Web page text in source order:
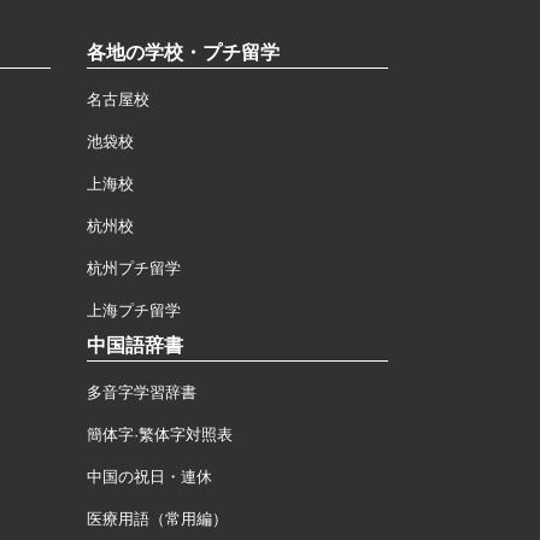
各地の学校・プチ留学
名古屋校
池袋校
上海校
杭州校
杭州プチ留学
上海プチ留学
中国語辞書
多音字学習辞書
簡体字·繁体字対照表
中国の祝日・連休
医療用語（常用編）